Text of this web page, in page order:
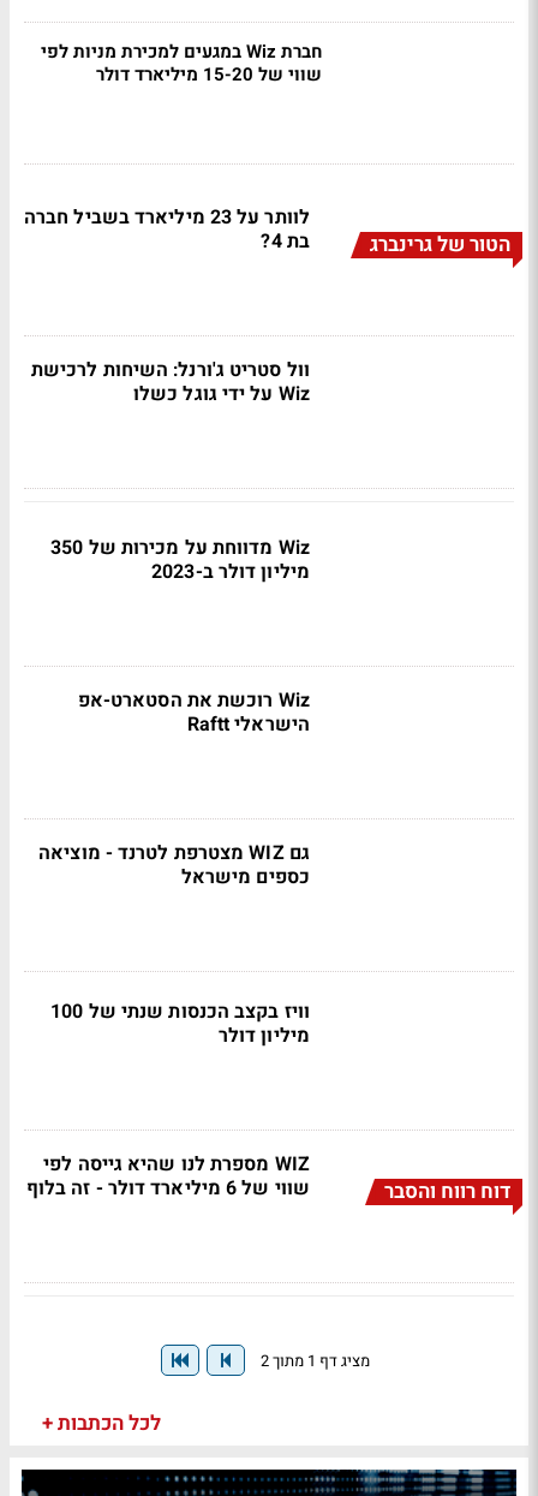
חברת Wiz במגעים למכירת מניות לפי
שווי של 15-20 מיליארד דולר
הטור של גרינברג
לוותר על 23 מיליארד בשביל חברה
בת 4?
וול סטריט ג'ורנל: השיחות לרכישת
Wiz על ידי גוגל כשלו
Wiz מדווחת על מכירות של 350
מיליון דולר ב-2023
Wiz רוכשת את הסטארט-אפ
הישראלי Raftt
גם WIZ מצטרפת לטרנד - מוציאה
כספים מישראל
וויז בקצב הכנסות שנתי של 100
מיליון דולר
דוח רווח והסבר
WIZ מספרת לנו שהיא גייסה לפי
שווי של 6 מיליארד דולר - זה בלוף
מציג דף 1 מתוך 2
לכל הכתבות +